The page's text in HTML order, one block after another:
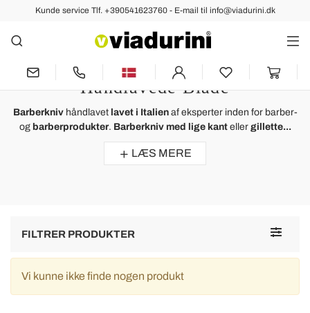
Kunde service Tlf. +390541623760 - E-mail til info@viadurini.dk
Barberkniv og Gillette -
Skægprodukter med Italienske
Håndlavede Blade
Barberknivhåndlavet lavet i Italienaf ​​eksperter inden for barber-
og barberprodukter. Barberkniv med lige kanteller gillette...
LÆS MERE
Toggle
FILTRER PRODUKTER
Vi kunne ikke finde nogen produkt